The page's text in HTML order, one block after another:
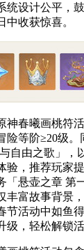
统设计公平，
中收获惊喜。
神春曦画桃符
险等阶≥20级
自由之歌」，
验，推荐玩家
「悬壶之章 第
丰富故事背景
节活动中如鱼
级，轻松解锁活